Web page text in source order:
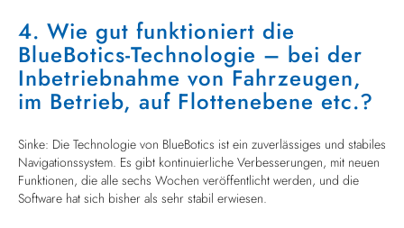
4. Wie gut funktioniert die
BlueBotics-Technologie – bei der
Inbetriebnahme von Fahrzeugen,
im Betrieb, auf Flottenebene etc.?
Sinke: Die Technologie von BlueBotics ist ein zuverlässiges und stabiles
Navigationssystem. Es gibt kontinuierliche Verbesserungen, mit neuen
Funktionen, die alle sechs Wochen veröffentlicht werden, und die
Software hat sich bisher als sehr stabil erwiesen.